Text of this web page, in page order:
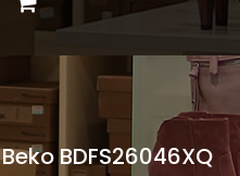
Beko BDFS26046XQ